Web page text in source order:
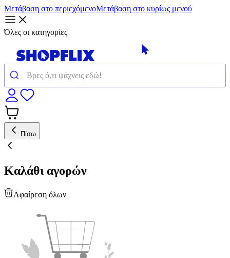
Μετάβαση στο περιεχόμενοΜετάβαση στο κυρίως μενού
Όλες οι κατηγορίες
Πίσω
Καλάθι αγορών
Αφαίρεση όλων